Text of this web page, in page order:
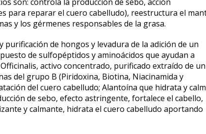
para reparar el cuero cabelludo), reestructura el
y los gérmenes responsables de la grasa.
de hongos y levadura de la adición de un
de sulfopéptidos y aminoácidos que ayudan a
activo concentrado, purificado extraído de un
del grupo B (Piridoxina, Biotina, Niacinamida y
del cuero cabelludo; Alantoína que hidrata y
de sebo, efecto astringente, fortalece el cabello,
y calmante, hidrata el cuero cabelludo aportando